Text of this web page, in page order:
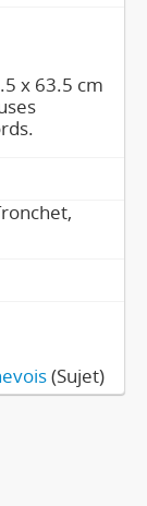
x 63.5 cm
(Sujet)